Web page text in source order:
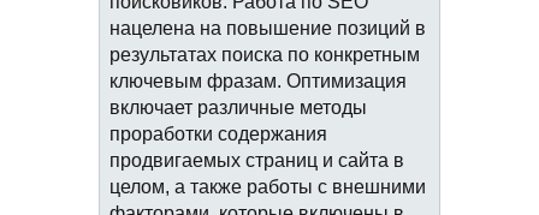
нацелена на повышение позиций в
результатах поиска по конкретным
ключевым фразам. Оптимизация
включает различные методы
проработки содержания
продвигаемых страниц и сайта в
целом, а также работы с внешними